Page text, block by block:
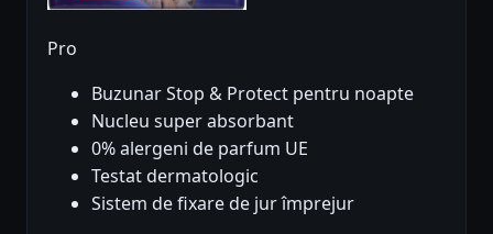
Pro
Buzunar Stop & Protect pentru noapte
Nucleu super absorbant
0% alergeni de parfum UE
Testat dermatologic
Sistem de fixare de jur împrejur